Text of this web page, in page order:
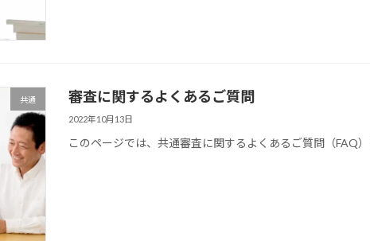
共通 審査に関するよくあるご質問
2022年10月13日
このページでは、共通審査に関するよくあるご質問（FAQ